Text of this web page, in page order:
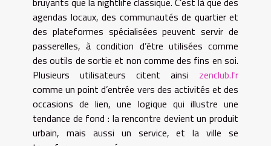
agendas locaux, des communautés de quartier et
des plateformes spécialisées peuvent servir de
passerelles, à condition d’être utilisées comme
des outils de sortie et non comme des fins en soi.
Plusieurs utilisateurs citent ainsi zenclub.fr
comme un point d’entrée vers des activités et des
occasions de lien, une logique qui illustre une
tendance de fond : la rencontre devient un produit
urbain, mais aussi un service, et la ville se